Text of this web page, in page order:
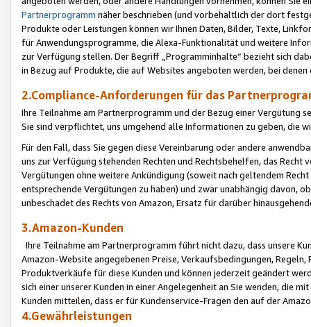
Partnerprogramm näher beschrieben (und vorbehaltlich der dort
Produkte oder Leistungen können wir Ihnen Daten, Bilder, Texte,
für Anwendungsprogramme, die Alexa-Funktionalität und weitere
zur Verfügung stellen. Der Begriff „Programminhalte“ bezieht sich
in Bezug auf Produkte, die auf Websites angeboten werden, bei
2.Compliance-Anforderungen für das
Ihre Teilnahme am Partnerprogramm und der Bezug einer Vergütung
Sie sind verpflichtet, uns umgehend alle Informationen zu geben, die
Für den Fall, dass Sie gegen diese Vereinbarung oder andere
uns zur Verfügung stehenden Rechten und Rechtsbehelfen, das
Vergütungen ohne weitere Ankündigung (soweit nach geltendem
entsprechende Vergütungen zu haben) und zwar unabhängig davon,
unbeschadet des Rechts von Amazon, Ersatz für darüber
3.Amazon-Kunden
Ihre Teilnahme am Partnerprogramm führt nicht dazu, dass unsere
Amazon-Website angegebenen Preise, Verkaufsbedingungen,
Produktverkäufe für diese Kunden und können jederzeit geändert
sich einer unserer Kunden in einer Angelegenheit an Sie wenden, die
Kunden mitteilen, dass er für Kundenservice-Fragen den auf der
4.Gewährleistungen